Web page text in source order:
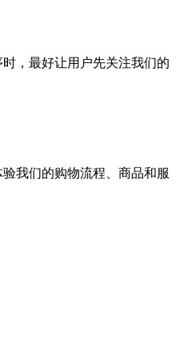
，最好让用户先关注我们的
我们的购物流程、商品和服